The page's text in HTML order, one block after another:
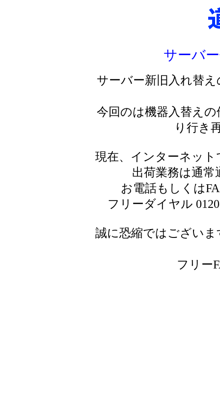
サーバ
サーバー新旧入れ替
今回のは機器入替え
り行き
現在、インターネッ
出荷業務は通
お電話もしくは
フリーダイヤル
誠に恐縮ではござい
フリー